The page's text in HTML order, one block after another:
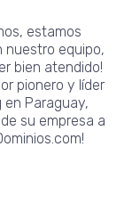
estamos
nuestro equipo,
bien atendido!
pionero y líder
Paraguay,
su empresa a